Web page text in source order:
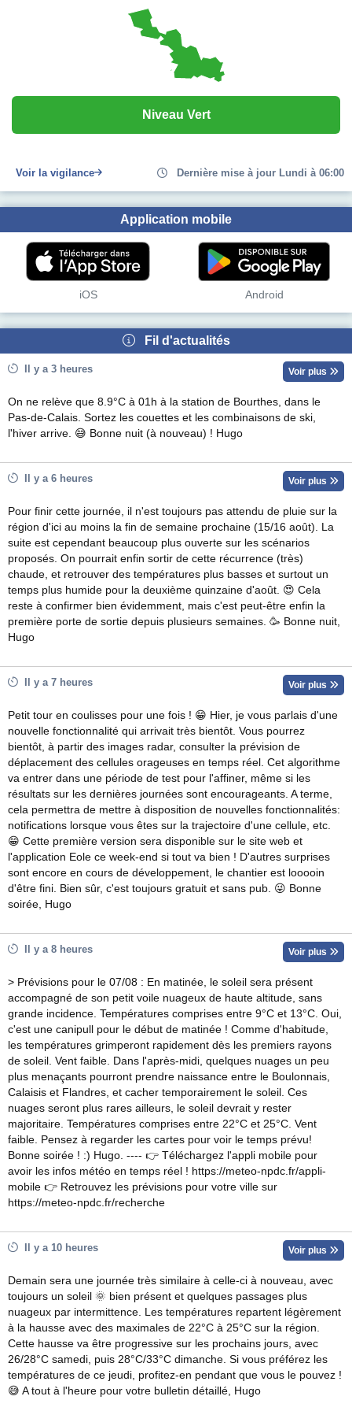
Niveau Vert
Voir la vigilance Dernière mise à jour Lundi à 06:00
Application mobile
iOS Android
Fil d'actualités
Il y a 3 heures Voir plus
On ne relève que 8.9°C à 01h à la station de Bourthes, dans le
Pas-de-Calais. Sortez les couettes et les combinaisons de ski,
l'hiver arrive. 😅 Bonne nuit (à nouveau) ! Hugo
Il y a 6 heures Voir plus
Pour finir cette journée, il n'est toujours pas attendu de pluie sur la
région d'ici au moins la fin de semaine prochaine (15/16 août). La
suite est cependant beaucoup plus ouverte sur les scénarios
proposés. On pourrait enfin sortir de cette récurrence (très)
chaude, et retrouver des températures plus basses et surtout un
temps plus humide pour la deuxième quinzaine d'août. 😍 Cela
reste à confirmer bien évidemment, mais c'est peut-être enfin la
première porte de sortie depuis plusieurs semaines. 🥳 Bonne nuit,
Hugo
Il y a 7 heures Voir plus
Petit tour en coulisses pour une fois ! 😁 Hier, je vous parlais d'une
nouvelle fonctionnalité qui arrivait très bientôt. Vous pourrez
bientôt, à partir des images radar, consulter la prévision de
déplacement des cellules orageuses en temps réel. Cet algorithme
va entrer dans une période de test pour l'affiner, même si les
résultats sur les dernières journées sont encourageants. A terme,
cela permettra de mettre à disposition de nouvelles fonctionnalités:
notifications lorsque vous êtes sur la trajectoire d'une cellule, etc.
😁 Cette première version sera disponible sur le site web et
l'application Eole ce week-end si tout va bien ! D'autres surprises
sont encore en cours de développement, le chantier est looooin
d'être fini. Bien sûr, c'est toujours gratuit et sans pub. 😜 Bonne
soirée, Hugo
Il y a 8 heures Voir plus
> Prévisions pour le 07/08 : En matinée, le soleil sera présent
accompagné de son petit voile nuageux de haute altitude, sans
grande incidence. Températures comprises entre 9°C et 13°C. Oui,
c'est une canipull pour le début de matinée ! Comme d'habitude,
les températures grimperont rapidement dès les premiers rayons
de soleil. Vent faible. Dans l'après-midi, quelques nuages un peu
plus menaçants pourront prendre naissance entre le Boulonnais,
Calaisis et Flandres, et cacher temporairement le soleil. Ces
nuages seront plus rares ailleurs, le soleil devrait y rester
majoritaire. Températures comprises entre 22°C et 25°C. Vent
faible. Pensez à regarder les cartes pour voir le temps prévu!
Bonne soirée ! :) Hugo. ---- 👉 Téléchargez l'appli mobile pour
avoir les infos météo en temps réel ! https://meteo-npdc.fr/appli-
mobile 👉 Retrouvez les prévisions pour votre ville sur
https://meteo-npdc.fr/recherche
Il y a 10 heures Voir plus
Demain sera une journée très similaire à celle-ci à nouveau, avec
toujours un soleil 🌞 bien présent et quelques passages plus
nuageux par intermittence. Les températures repartent légèrement
à la hausse avec des maximales de 22°C à 25°C sur la région.
Cette hausse va être progressive sur les prochains jours, avec
26/28°C samedi, puis 28°C/33°C dimanche. Si vous préférez les
températures de ce jeudi, profitez-en pendant que vous le pouvez !
😅 A tout à l'heure pour votre bulletin détaillé, Hugo